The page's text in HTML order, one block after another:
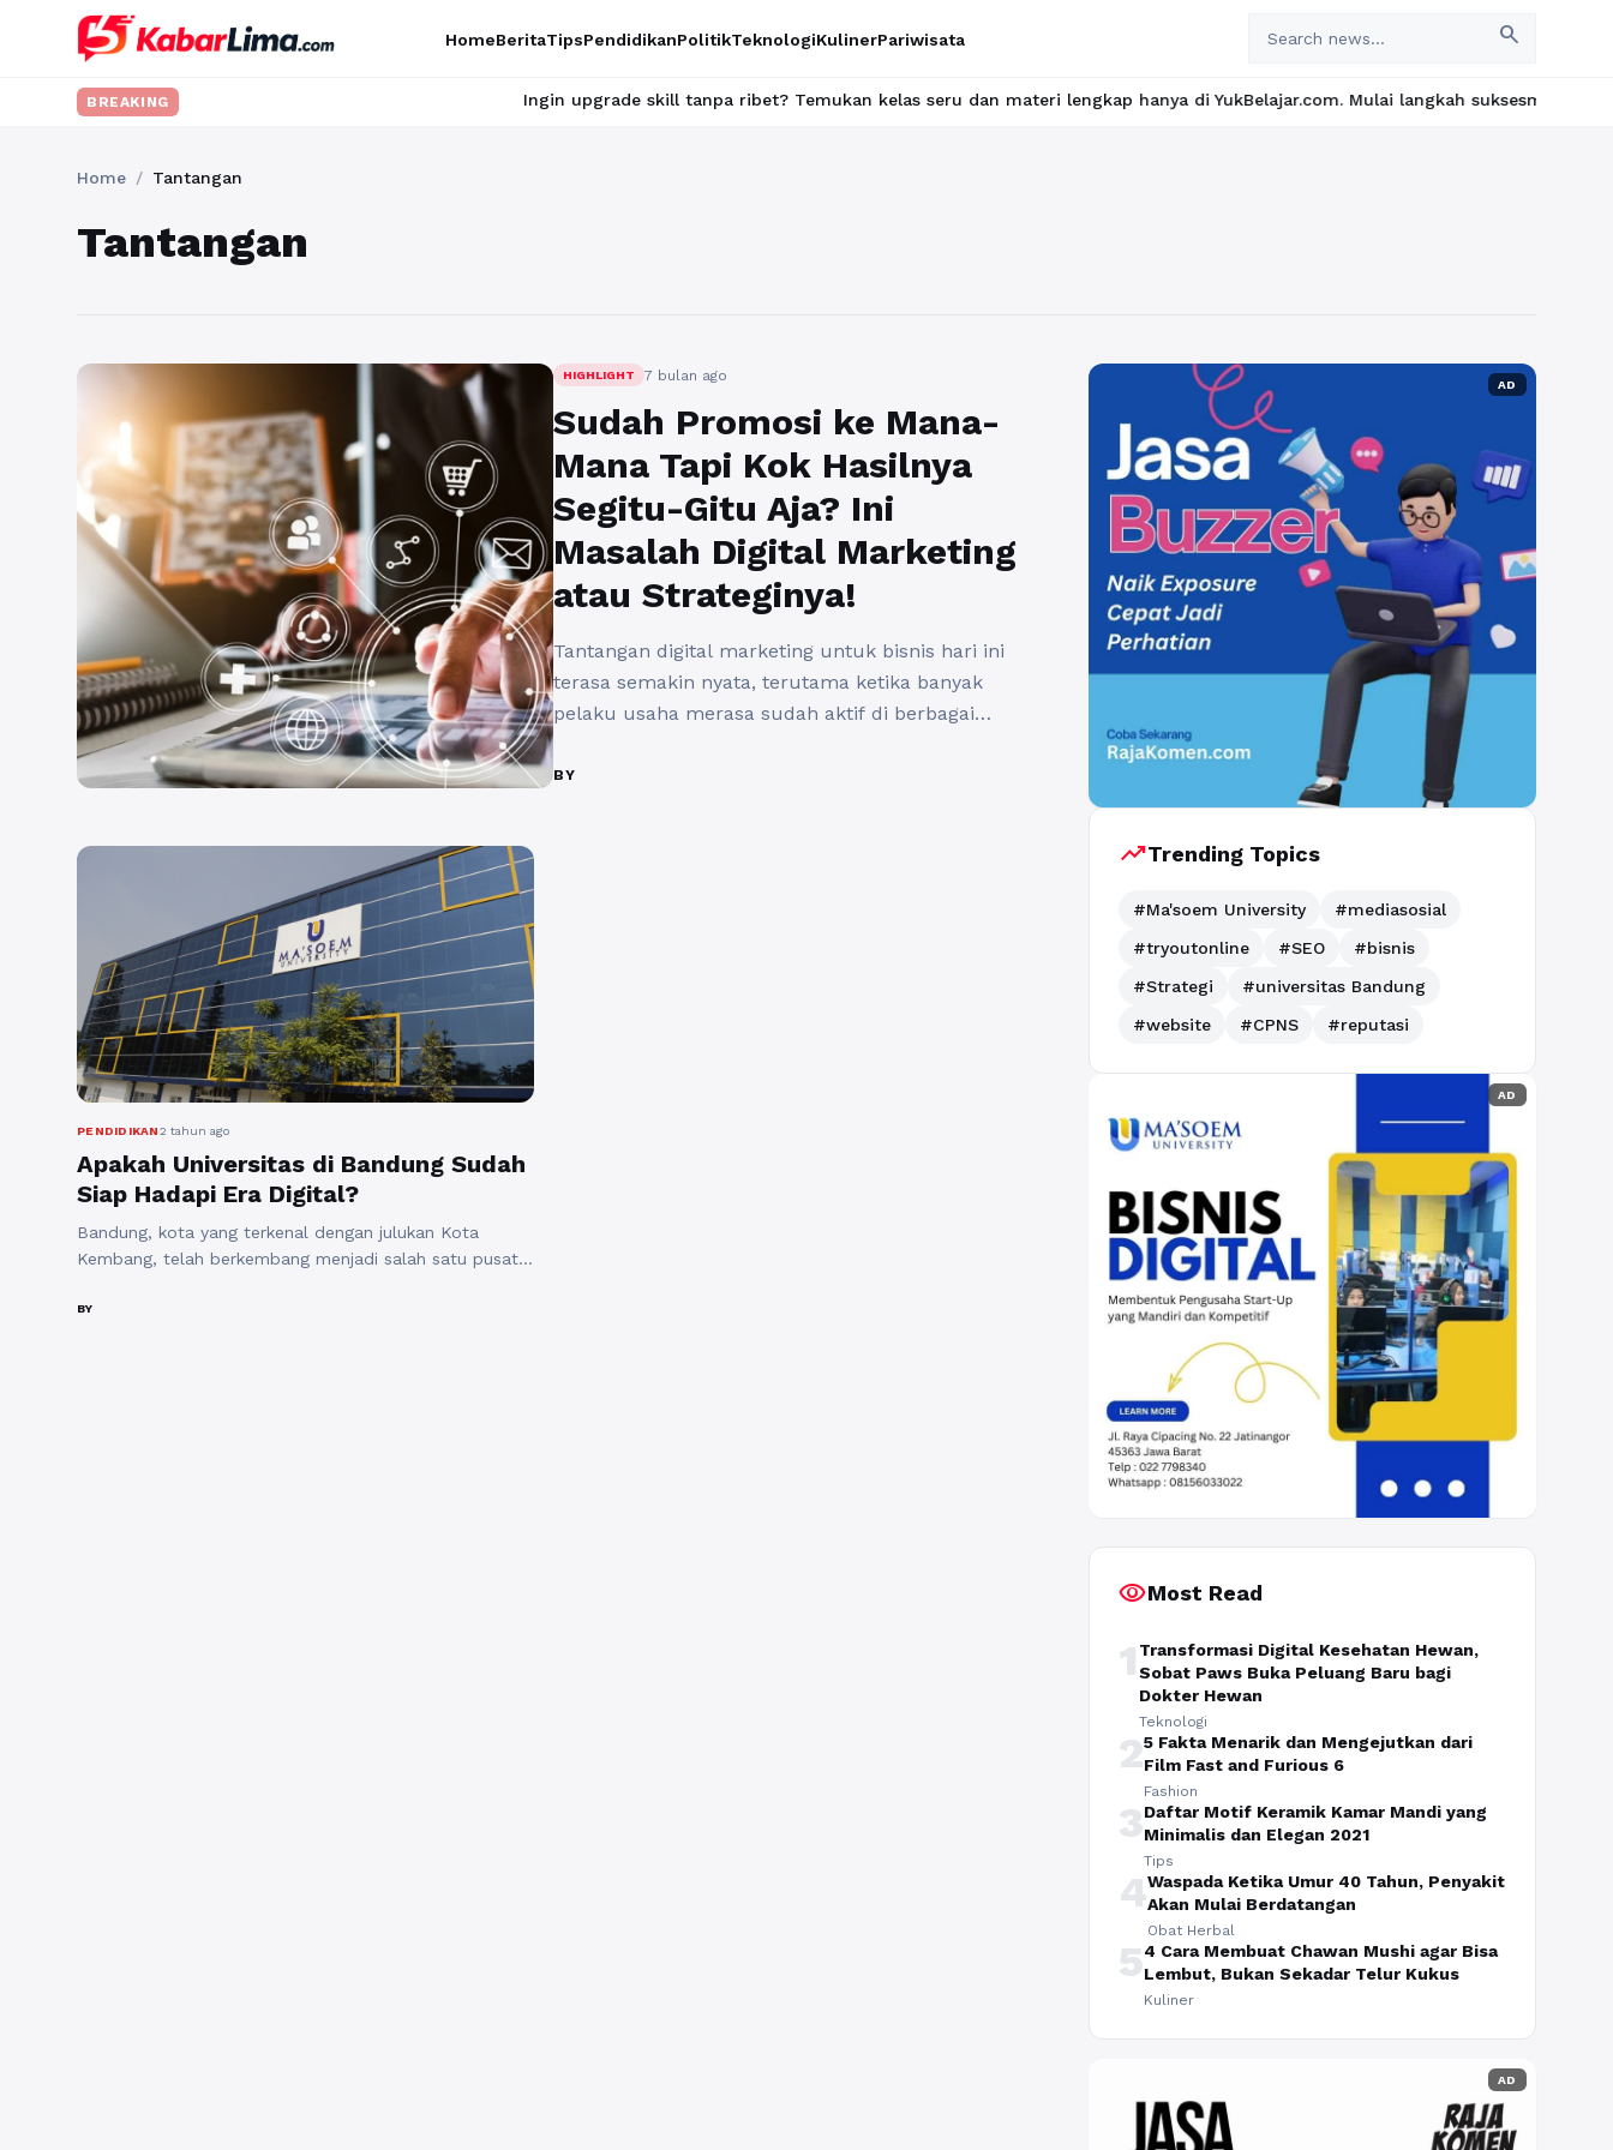
HomeBeritaTipsPendidikanPolitikTeknologiKulinerPariwisata search
BREAKING Ingin upgrade skill tanpa ribet? Temukan kelas seru dan materi lengkap hanya di YukBelajar.com. Mulai langkah suksesmu hari ini! • Mau
Home / Tantangan
Tantangan
HIGHLIGHT 7 bulan ago
Sudah Promosi ke Mana-
Mana Tapi Kok Hasilnya
Segitu-Gitu Aja? Ini
Masalah Digital Marketing
atau Strateginya!
Tantangan digital marketing untuk bisnis hari ini
terasa semakin nyata, terutama ketika banyak
pelaku usaha merasa sudah aktif di berbagai
dengan usaha yang dikeluarkan. Iklan berjalan,
BY
PENDIDIKAN2 tahun ago
Apakah Universitas di Bandung Sudah
Siap Hadapi Era Digital?
Bandung, kota yang terkenal dengan julukan Kota
Kembang, telah berkembang menjadi salah satu pusat
berbagai perguruan tinggi, mulai dari universitas negeri
BY
AD
trending_upTrending Topics
#Ma'soem University
#mediasosial
#tryoutonline
#SEO
#bisnis
#Strategi
#universitas Bandung
#website
#CPNS #reputasi
AD
visibilityMost Read
1 Transformasi Digital Kesehatan Hewan,
Sobat Paws Buka Peluang Baru bagi
Dokter Hewan
Teknologi
25 Fakta Menarik dan Mengejutkan dari
Film Fast and Furious 6
Fashion
3Daftar Motif Keramik Kamar Mandi yang
Minimalis dan Elegan 2021
Tips
4Waspada Ketika Umur 40 Tahun, Penyakit
Akan Mulai Berdatangan
Obat Herbal
54 Cara Membuat Chawan Mushi agar Bisa
Lembut, Bukan Sekadar Telur Kukus
Kuliner
AD